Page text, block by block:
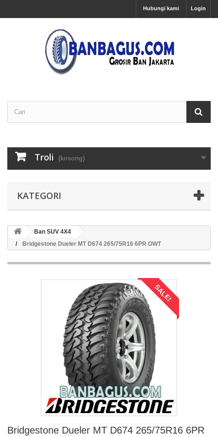
Login
Hubungi kami
Troli (kosong)
KATEGORI
Ban SUV 4X4
Bridgestone Dueler MT D674 265/75R16 6PR OWT
SALE!
Bridgestone Dueler MT D674 265/75R16 6PR